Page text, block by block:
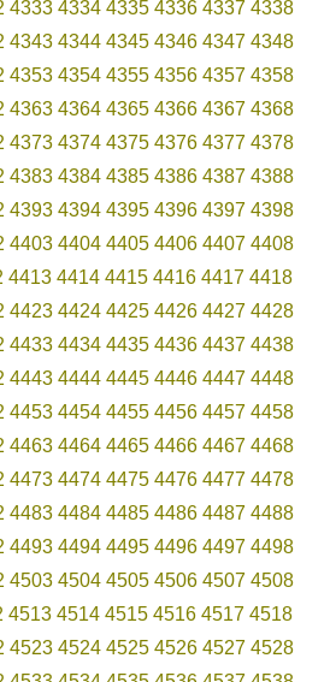
4333 4334 4335 4336 4337 4338
4343 4344 4345 4346 4347 4348
4353 4354 4355 4356 4357 4358
4363 4364 4365 4366 4367 4368
4373 4374 4375 4376 4377 4378
4383 4384 4385 4386 4387 4388
4393 4394 4395 4396 4397 4398
4403 4404 4405 4406 4407 4408
4413 4414 4415 4416 4417 4418
4423 4424 4425 4426 4427 4428
4433 4434 4435 4436 4437 4438
4443 4444 4445 4446 4447 4448
4453 4454 4455 4456 4457 4458
4463 4464 4465 4466 4467 4468
4473 4474 4475 4476 4477 4478
4483 4484 4485 4486 4487 4488
4493 4494 4495 4496 4497 4498
4503 4504 4505 4506 4507 4508
4513 4514 4515 4516 4517 4518
4523 4524 4525 4526 4527 4528